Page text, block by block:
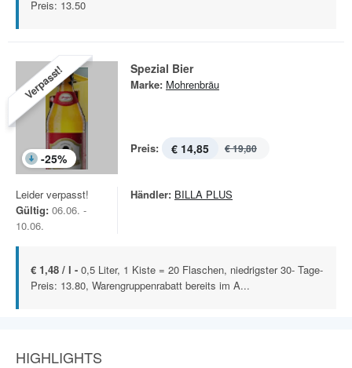
Preis: 13.50
Verpasst!
-25%
Spezial Bier
Marke: Mohrenbräu
Preis: € 14,85 € 19,80
Leider verpasst!
Gültig: 06.06. -
10.06.
Händler: BILLA PLUS
€ 1,48 / l - 0,5 Liter, 1 Kiste = 20 Flaschen, niedrigster 30- Tage-
Preis: 13.80, Warengruppenrabatt bereits im A...
HIGHLIGHTS